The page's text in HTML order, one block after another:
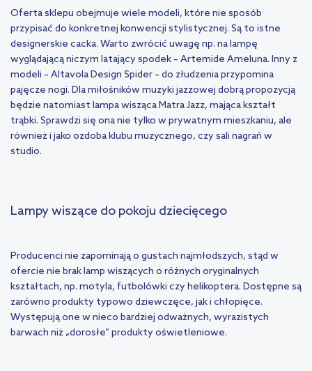
Oferta sklepu obejmuje wiele modeli, które nie sposób
przypisać do konkretnej konwencji stylistycznej. Są to istne
designerskie cacka. Warto zwrócić uwagę np. na lampę
wyglądającą niczym latający spodek – Artemide Ameluna. Inny z
modeli – Altavola Design Spider – do złudzenia przypomina
pajęcze nogi. Dla miłośników muzyki jazzowej dobrą propozycją
będzie natomiast lampa wisząca Matra Jazz, mająca kształt
trąbki. Sprawdzi się ona nie tylko w prywatnym mieszkaniu, ale
również i jako ozdoba klubu muzycznego, czy sali nagrań w
studio.
Lampy wiszące do pokoju dziecięcego
Producenci nie zapominają o gustach najmłodszych, stąd w
ofercie nie brak lamp wiszących o różnych oryginalnych
kształtach, np. motyla, futbolówki czy helikoptera. Dostępne są
zarówno produkty typowo dziewczęce, jak i chłopięce.
Występują one w nieco bardziej odważnych, wyrazistych
barwach niż „dorosłe” produkty oświetleniowe.